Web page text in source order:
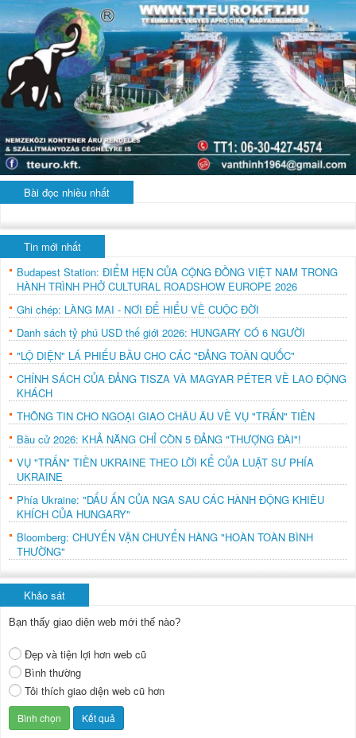
Bài đọc nhiều nhất
Tin mới nhất
Budapest Station: ĐIỂM HẸN CỦA CỘNG ĐỒNG VIỆT NAM TRONG
HÀNH TRÌNH PHỞ CULTURAL ROADSHOW EUROPE 2026
Ghi chép: LÀNG MAI - NƠI ĐỂ HIỂU VỀ CUỘC ĐỜI
Danh sách tỷ phú USD thế giới 2026: HUNGARY CÓ 6 NGƯỜI
"LỘ DIỆN" LÁ PHIẾU BẦU CHO CÁC "ĐẢNG TOÀN QUỐC"
CHÍNH SÁCH CỦA ĐẢNG TISZA VÀ MAGYAR PÉTER VỀ LAO ĐỘNG
KHÁCH
THÔNG TIN CHO NGOẠI GIAO CHÂU ÂU VỀ VỤ "TRẤN" TIỀN
Bầu cử 2026: KHẢ NĂNG CHỈ CÒN 5 ĐẢNG "THƯỢNG ĐÀI"!
VỤ "TRẤN" TIỀN UKRAINE THEO LỜI KỂ CỦA LUẬT SƯ PHÍA
UKRAINE
Phía Ukraine: "DẤU ẤN CỦA NGA SAU CÁC HÀNH ĐỘNG KHIÊU
KHÍCH CỦA HUNGARY"
Bloomberg: CHUYẾN VẬN CHUYỂN HÀNG "HOÀN TOÀN BÌNH
THƯỜNG"
Khảo sát
Bạn thấy giao diện web mới thế nào?
Đẹp và tiện lợi hơn web cũ
Bình thường
Tôi thích giao diện web cũ hơn